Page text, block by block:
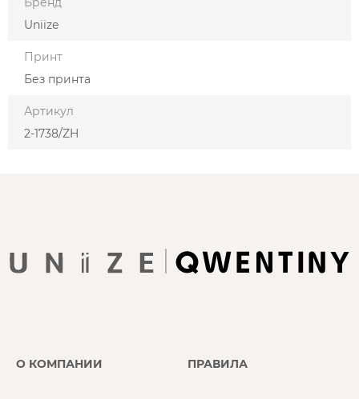
Uniize
Принт
Без принта
Артикул
2-1738/ZH
О КОМПАНИИ ПРАВИЛА